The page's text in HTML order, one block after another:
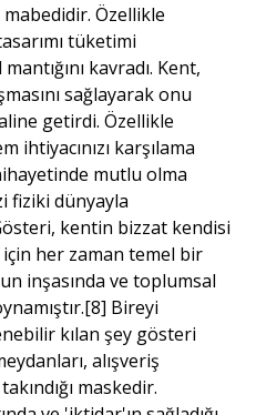
Özellikle
tüketimi
kavradı. Kent,
sağlayarak onu
getirdi. Özellikle
ihtiyacınızı karşılama
mutlu olma
fiziki dünyayla
kentin bizzat kendisi
her zaman temel bir
inşasında ve toplumsal
Bireyi
kılan şey gösteri
alışveriş
maskedir.